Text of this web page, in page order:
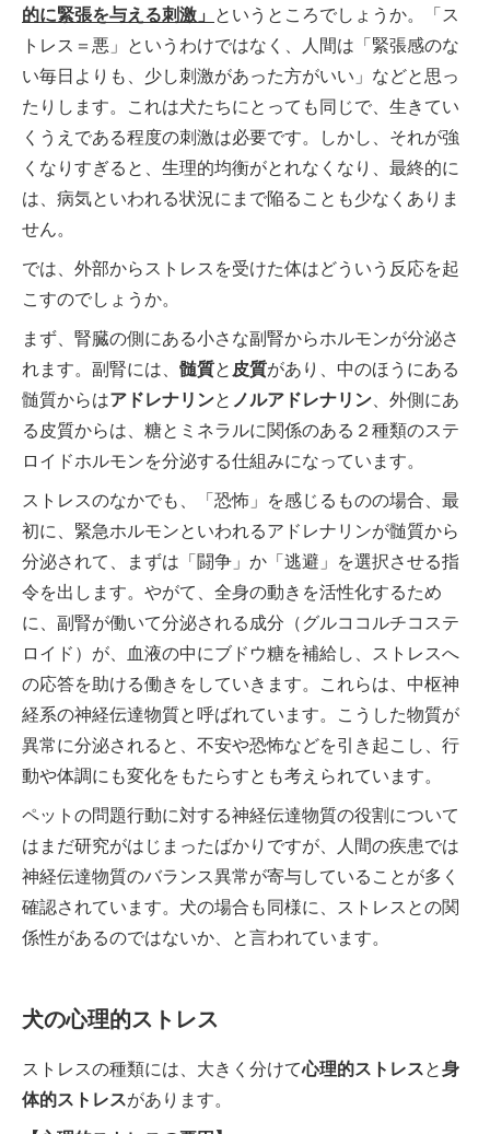
的に緊張を与える刺激」 というところでしょうか。「ス
トレス＝悪」というわけではなく、人間は「緊張感のな
い毎日よりも、少し刺激があった方がいい」などと思っ
たりします。これは犬たちにとっても同じで、生きてい
くうえである程度の刺激は必要です。しかし、それが強
くなりすぎると、生理的均衡がとれなくなり、最終的に
は、病気といわれる状況にまで陥ることも少なくありま
せん。
では、外部からストレスを受けた体はどういう反応を起
こすのでしょうか。
まず、腎臓の側にある小さな副腎からホルモンが分泌さ
れます。副腎には、 髄質と皮質があり、中のほうにある
髄質からはアドレナリンと ノルアドレナリン、外側にあ
る皮質からは、糖とミネラルに関係のある２種類のステ
ロイドホルモンを分泌する仕組みになっています。
ストレスのなかでも、「恐怖」を感じるものの場合、最
初に、緊急ホルモンといわれるアドレナリンが髄質から
分泌されて、まずは「闘争」か「逃避」を選択させる指
令を出します。やがて、全身の動きを活性化するため
に、副腎が働いて分泌される成分（グルココルチコステ
ロイド）が、血液の中にブドウ糖を補給し、ストレスへ
の応答を助ける働きをしていきます。これらは、中枢神
経系の神経伝達物質と呼ばれています。こうした物質が
異常に分泌されると、不安や恐怖などを引き起こし、行
動や体調にも変化をもたらすとも考えられています。
ペットの問題行動に対する神経伝達物質の役割について
はまだ研究がはじまったばかりですが、人間の疾患では
神経伝達物質のバランス異常が寄与していることが多く
確認されています。犬の場合も同様に、ストレスとの関
係性があるのではないか、と言われています。
犬の心理的ストレス
ストレスの種類には、大きく分けて心理的ストレスと身
体的ストレスがあります。